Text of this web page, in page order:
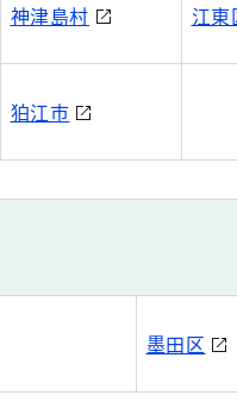
神津島村 江東
狛江市
墨田区